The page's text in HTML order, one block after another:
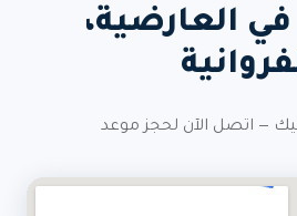
العارضية،
— اتصل الآن لحجز موعد